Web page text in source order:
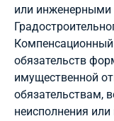
или инженерными
обязательств
имущественной
обязательствам,
неисполнения